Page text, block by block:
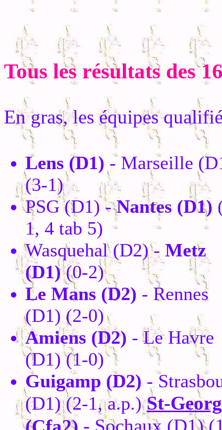
Tous les résultats des
En gras, les équipes
Lens (D1) - Marseille
(3-1)
PSG (D1) -Nantes (D1)
1, 4 tab 5)
Wasquehal (D2) - Metz
(D1)(0-2)
Le Mans (D2) - Rennes
(D1) (2-0)
Amiens (D2) - Le Havre
(D1) (1-0)
Guigamp (D2) -
(D1) (2-1, a.p.)St-